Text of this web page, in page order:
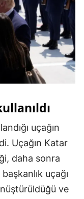
uçağın
Uçağın Katar
daha sonra
uçağı
ve